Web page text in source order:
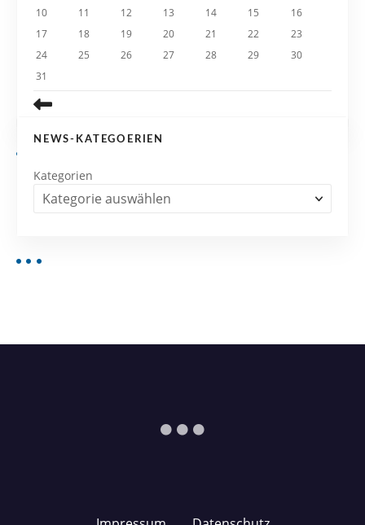
10
11 12 13 14 15
16
17
18 19 20 21 22
23
24
25 26 27 28 29
30
31
NEWS-KATEGOERIEN
Kategorien